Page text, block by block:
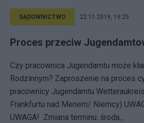
SĄDOWNICTWO 22.11.2019, 19:25
Proces przeciw
Czy pracownica Jugendamtu może
Rodzinnym? Zaproszenie na proces
pracownicy Jugendamtu
Frankfurtu nad Menem/ Niemcy)
UWAGA! Zmiana terminu: środa,...